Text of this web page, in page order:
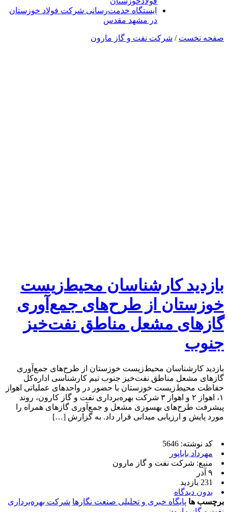
ایستگاه خدمت‌رسانی شرکت فولاد خوزستان
در مشهد مقدس
صفحه نخست / شرکت نفت و گاز مارون
بازدید کارشناسان محیط‌زیست
خوزستان از طرح‌های جمع‌آوری
گازهای مشعل مناطق نفت‌خیز
جنوب
بازدید کارشناسان محیط‌زیست خوزستان از طرح‌های جمع‌آوری
گازهای مشعل مناطق نفت‌خیز جنوب تیم کارشناسی اداره‌کل
حفاظت محیط‌زیست خوزستان با حضور در واحدهای عملیاتی اهواز
۱، اهواز ۲ و اهواز ۳ شرکت بهره‌برداری نفت و گاز کارون، روند
پیشرفت طرح‌های بهسوزی مشعل و جمع‌آوری گازهای همراه را
مورد پایش و ارزیابی میدانی قرار داد. به گزارش […]
کد نوشته: 5646
مهرداد باباپور
منبع: شرکت نفت و گاز مارون
۹ آذر
231 بازدید
بدون دیدگاه
برچسب ها پایگاه خبری و تحلیلی صنعت نگارها شرکت بهره‌برداری